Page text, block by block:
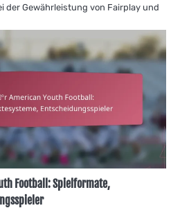
der Gewährleistung von Fairplay und
Football: Spielformate,